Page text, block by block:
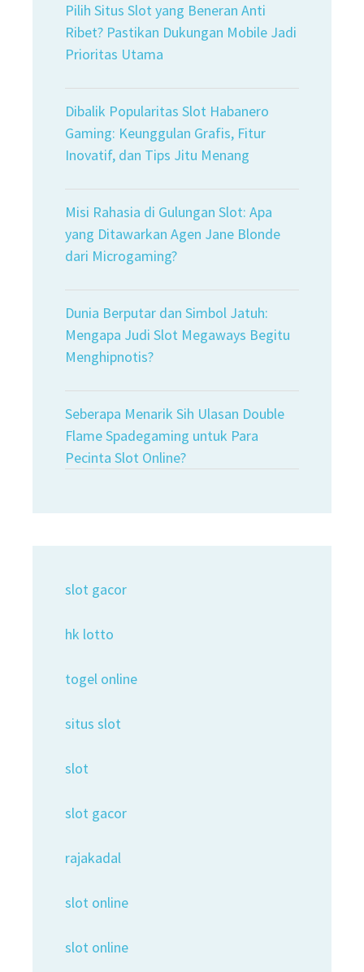
Pilih Situs Slot yang Beneran Anti
Ribet? Pastikan Dukungan Mobile Jadi
Prioritas Utama
Dibalik Popularitas Slot Habanero
Gaming: Keunggulan Grafis, Fitur
Inovatif, dan Tips Jitu Menang
Misi Rahasia di Gulungan Slot: Apa
yang Ditawarkan Agen Jane Blonde
dari Microgaming?
Dunia Berputar dan Simbol Jatuh:
Mengapa Judi Slot Megaways Begitu
Menghipnotis?
Seberapa Menarik Sih Ulasan Double
Flame Spadegaming untuk Para
Pecinta Slot Online?
slot gacor
hk lotto
togel online
situs slot
slot
slot gacor
rajakadal
slot online
slot online